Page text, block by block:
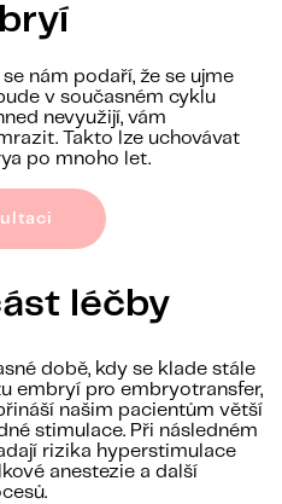
nám podaří, že se ujme
v současném cyklu
nevyužijí, vám
Takto lze uchovávat
po mnoho let.
léčby
době, kdy se klade stále
embryí pro embryotransfer,
našim pacientům větší
stimulace. Při následném
rizika hyperstimulace
anestezie a další